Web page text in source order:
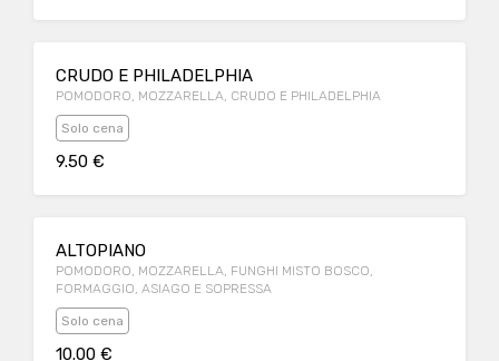
CRUDO E PHILADELPHIA
POMODORO, MOZZARELLA, CRUDO E PHILADELPHIA
Solo cena
9.50 €
ALTOPIANO
POMODORO, MOZZARELLA, FUNGHI MISTO BOSCO,
FORMAGGIO, ASIAGO E SOPRESSA
Solo cena
10.00 €